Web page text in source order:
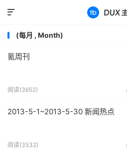

(每月 , Month)
氪周刊
阅读(3652)
2013-5-1~2013-5-30 新闻热点
阅读(3532)